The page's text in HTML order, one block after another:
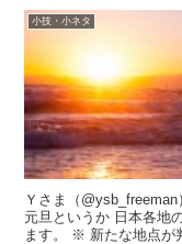
小技・小ネタ
Ｙさま（@ysb_freeman）です。 2017年1月1日（
元旦というか 日本各地
ます。 ※ 新たな地